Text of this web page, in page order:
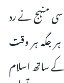
منہج نے رد
ہر جگہ ہر وقت
کے ساتھ اسلام